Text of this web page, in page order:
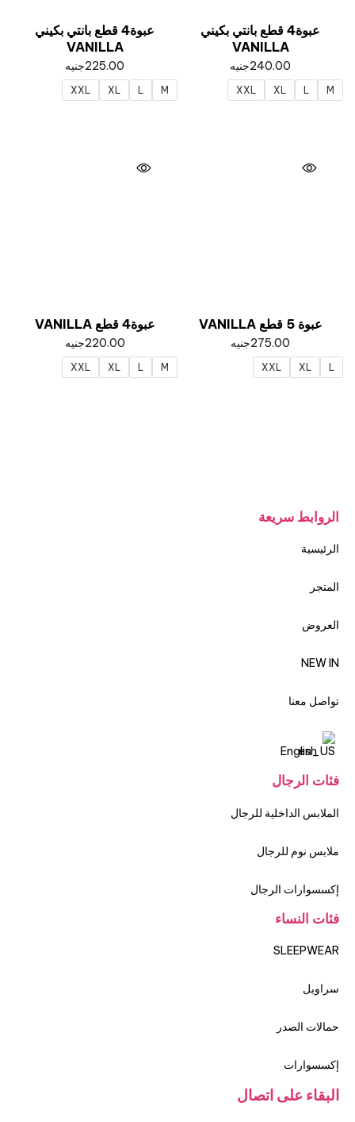
عبوة4 قطع بانتي بكيني
VANILLA
240.00جنيه
M
XL
XXL
عبوة4 قطع بانتي بكيني
VANILLA
225.00جنيه
M
XL
XXL
عبوة 5 قطع VANILLA
275.00جنيه
L
XL
XXL
عبوة4 قطع VANILLA
220.00جنيه
M
L
XL
XXL
الروابط سريعة
الرئيسية
المتجر
العروض
NEW IN
تواصل معنا
English
فئات الرجال
الملابس الداخلية للرجال
ملابس نوم للرجال
إكسسوارات الرجال
فئات النساء
SLEEPWEAR
سراويل
حمالات الصدر
إكسسوارات
البقاء على اتصال